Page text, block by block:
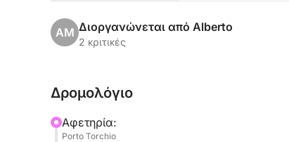
Το δρομολόγιό μας, με ευέλικτο ωράριο
ιστιοπλοΐα προς την υποβλητική Νήσο
ατμόσφαιρά της. Θα θαυμάσουμε την
16ου αιώνα και τη μαγευτική μαρίνα της.
AM Διοργανώνεται από Alberto
2 κριτικές
Δρομολόγιο
Αφετηρία:
Porto Torchio